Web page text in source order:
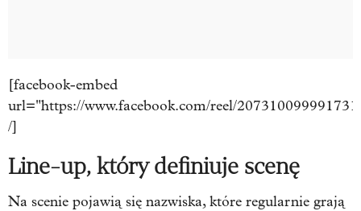
[facebook-embed
url="https://www.facebook.com/reel/
/]
Line-up, który definiuje scenę
Na scenie pojawią się nazwiska, które regularnie grają